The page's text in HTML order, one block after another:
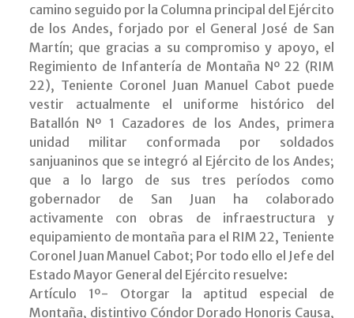
camino seguido por la Columna principal del Ejército
de los Andes, forjado por el General José de San
Martín; que gracias a su compromiso y apoyo, el
Regimiento de Infantería de Montaña Nº 22 (RIM
22), Teniente Coronel Juan Manuel Cabot puede
vestir actualmente el uniforme histórico del
Batallón Nº 1 Cazadores de los Andes, primera
unidad militar conformada por soldados
sanjuaninos que se integró al Ejército de los Andes;
que a lo largo de sus tres períodos como
gobernador de San Juan ha colaborado
activamente con obras de infraestructura y
equipamiento de montaña para el RIM 22, Teniente
Coronel Juan Manuel Cabot; Por todo ello el Jefe del
Estado Mayor General del Ejército resuelve:
Artículo 1º- Otorgar la aptitud especial de
Montaña, distintivo Cóndor Dorado Honoris Causa,